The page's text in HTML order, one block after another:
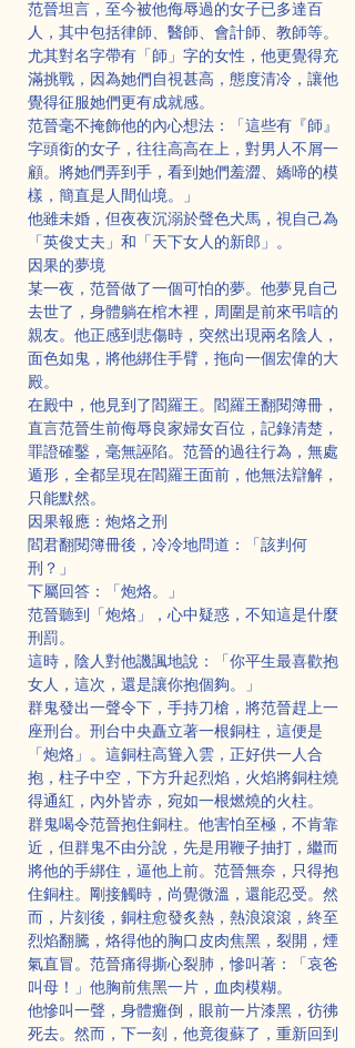
范晉坦言，至今被他侮辱過的女子已多達百
人，其中包括律師、醫師、會計師、教師等。
尤其對名字帶有「師」字的女性，他更覺得充
滿挑戰，因為她們自視甚高，態度清冷，讓他
覺得征服她們更有成就感。
范晉毫不掩飾他的內心想法：「這些有『師』
字頭銜的女子，往往高高在上，對男人不屑一
顧。將她們弄到手，看到她們羞澀、嬌啼的模
樣，簡直是人間仙境。」
他雖未婚，但夜夜沉溺於聲色犬馬，視自己為
「英俊丈夫」和「天下女人的新郎」。
因果的夢境
某一夜，范晉做了一個可怕的夢。他夢見自己
去世了，身體躺在棺木裡，周圍是前來弔唁的
親友。他正感到悲傷時，突然出現兩名陰人，
面色如鬼，將他綁住手臂，拖向一個宏偉的大
殿。
在殿中，他見到了閻羅王。閻羅王翻閱簿冊，
直言范晉生前侮辱良家婦女百位，記錄清楚，
罪證確鑿，毫無誣陷。范晉的過往行為，無處
遁形，全都呈現在閻羅王面前，他無法辯解，
只能默然。
因果報應：炮烙之刑
閻君翻閱簿冊後，冷冷地問道：「該判何
刑？」
下屬回答：「炮烙。」
范晉聽到「炮烙」，心中疑惑，不知這是什麼
刑罰。
這時，陰人對他譏諷地說：「你平生最喜歡抱
女人，這次，還是讓你抱個夠。」
群鬼發出一聲令下，手持刀槍，將范晉趕上一
座刑台。刑台中央矗立著一根銅柱，這便是
「炮烙」。這銅柱高聳入雲，正好供一人合
抱，柱子中空，下方升起烈焰，火焰將銅柱燒
得通紅，內外皆赤，宛如一根燃燒的火柱。
群鬼喝令范晉抱住銅柱。他害怕至極，不肯靠
近，但群鬼不由分說，先是用鞭子抽打，繼而
將他的手綁住，逼他上前。范晉無奈，只得抱
住銅柱。剛接觸時，尚覺微溫，還能忍受。然
而，片刻後，銅柱愈發炙熱，熱浪滾滾，終至
烈焰翻騰，烙得他的胸口皮肉焦黑，裂開，煙
氣直冒。范晉痛得撕心裂肺，慘叫著：「哀爸
叫母！」他胸前焦黑一片，血肉模糊。
他慘叫一聲，身體癱倒，眼前一片漆黑，彷彿
死去。然而，下一刻，他竟復蘇了，重新回到